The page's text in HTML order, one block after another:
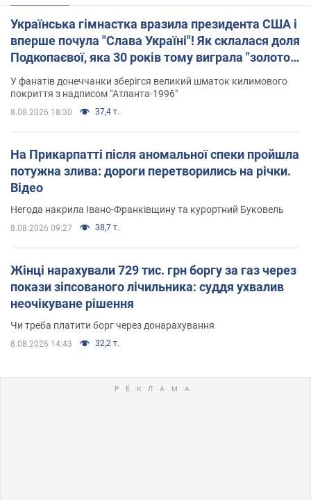
Українська гімнастка вразила президента США і
вперше почула "Слава Україні"! Як склалася доля
Подкопаєвої, яка 30 років тому виграла "золото"
Олімпіади
У фанатів донеччанки зберігся великий шматок килимового
покриття з надписом "Атланта-1996"
8.08.2026 18:30 37,4 т.
На Прикарпатті після аномальної спеки пройшла
потужна злива: дороги перетворились на річки.
Відео
Негода накрила Івано-Франківщину та курортний Буковель
8.08.2026 09:27 38,7 т.
Жінці нарахували 729 тис. грн боргу за газ через
покази зіпсованого лічильника: суддя ухвалив
неочікуване рішення
Чи треба платити борг через донарахування
8.08.2026 14:43 32,2 т.